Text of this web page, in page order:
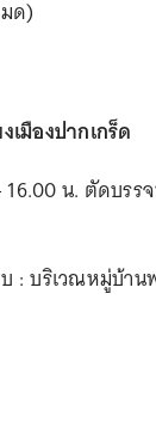
ด)
มืองปากเกร็ด
16.00 น. ตัดบรร
: บริเวณหมู่บ้า